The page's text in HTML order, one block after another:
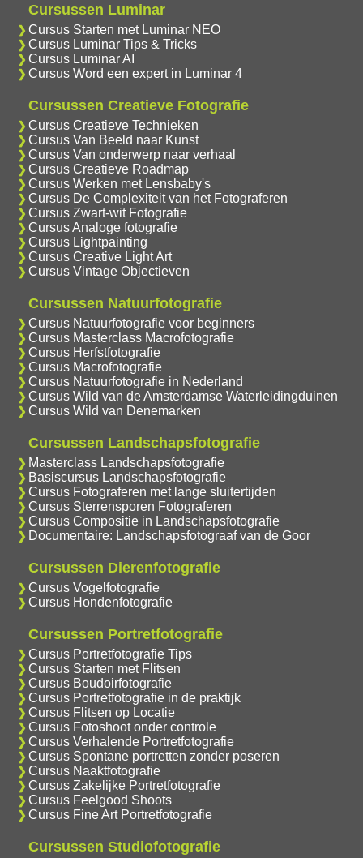
Cursussen Luminar
Cursus Starten met Luminar NEO
Cursus Luminar Tips & Tricks
Cursus Luminar AI
Cursus Word een expert in Luminar 4
Cursussen Creatieve Fotografie
Cursus Creatieve Technieken
Cursus Van Beeld naar Kunst
Cursus Van onderwerp naar verhaal
Cursus Creatieve Roadmap
Cursus Werken met Lensbaby's
Cursus De Complexiteit van het Fotograferen
Cursus Zwart-wit Fotografie
Cursus Analoge fotografie
Cursus Lightpainting
Cursus Creative Light Art
Cursus Vintage Objectieven
Cursussen Natuurfotografie
Cursus Natuurfotografie voor beginners
Cursus Masterclass Macrofotografie
Cursus Herfstfotografie
Cursus Macrofotografie
Cursus Natuurfotografie in Nederland
Cursus Wild van de Amsterdamse Waterleidingduinen
Cursus Wild van Denemarken
Cursussen Landschapsfotografie
Masterclass Landschapsfotografie
Basiscursus Landschapsfotografie
Cursus Fotograferen met lange sluitertijden
Cursus Sterrensporen Fotograferen
Cursus Compositie in Landschapsfotografie
Documentaire: Landschapsfotograaf van de Goor
Cursussen Dierenfotografie
Cursus Vogelfotografie
Cursus Hondenfotografie
Cursussen Portretfotografie
Cursus Portretfotografie Tips
Cursus Starten met Flitsen
Cursus Boudoirfotografie
Cursus Portretfotografie in de praktijk
Cursus Flitsen op Locatie
Cursus Fotoshoot onder controle
Cursus Verhalende Portretfotografie
Cursus Spontane portretten zonder poseren
Cursus Naaktfotografie
Cursus Zakelijke Portretfotografie
Cursus Feelgood Shoots
Cursus Fine Art Portretfotografie
Cursussen Studiofotografie